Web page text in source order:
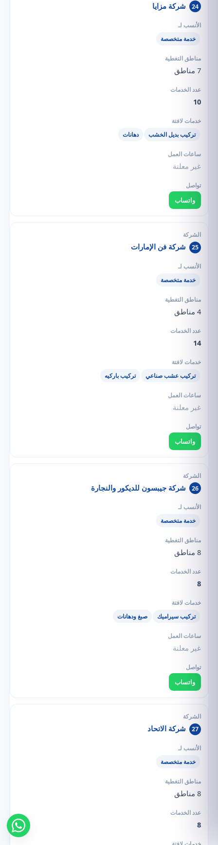
24 شركة مزايا
خدمة متخصصة
7 مناطق
10
تركيب بديل الخشب دهانات
غير معلنة
واتساب
25 شركة فن الإمارات
خدمة متخصصة
4 مناطق
14
تركيب عشب صناعي تركيب باركيه
غير معلنة
واتساب
26 شركة جيبسون للديكور والنجارة
خدمة متخصصة
8 مناطق
8
تركيب سيراميك صبغ ودهانات
غير معلنة
واتساب
27 شركة الاتحاد
خدمة متخصصة
8 مناطق
8